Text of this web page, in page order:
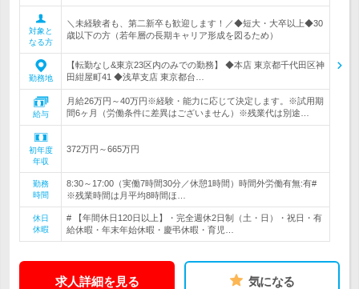
対象と
なる方
＼未経験者も、第二新卒も歓迎します！／◆短大・大卒以上◆30
歳以下の方（若年層の長期キャリア形成を図るため）
勤務地
【転勤なし&東京23区内のみでの勤務】 ◆本店 東京都千代田区神
田紺屋町41 ◆浅草支店 東京都台…
給与
月給26万円～40万円※経験・能力に応じて決定します。※試用期
間6ヶ月（労働条件に差異はございません）※残業代は別途…
初年度
年収
372万円～665万円
勤務
時間
8:30～17:00（実働7時間30分／休憩1時間）時間外労働有無:有#
※残業時間は月平均8時間ほ…
休日
休暇
# 【年間休日120日以上】・完全週休2日制（土・日）・祝日・有
給休暇・年末年始休暇・慶弔休暇・育児…
求人詳細を見る 気になる